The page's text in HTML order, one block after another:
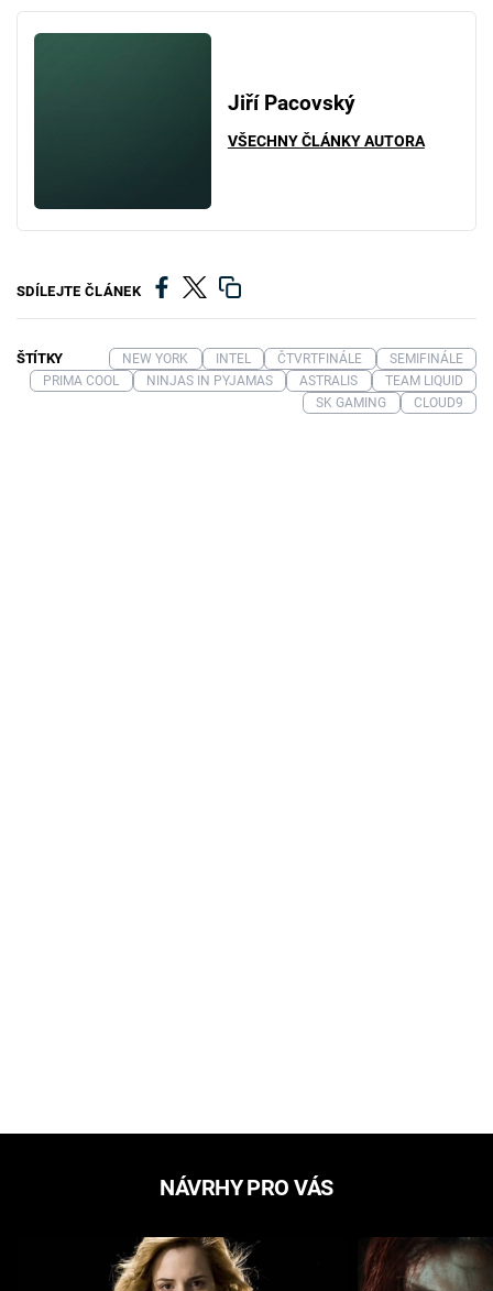
Jiří Pacovský
VŠECHNY ČLÁNKY AUTORA
SDÍLEJTE ČLÁNEK
ŠTÍTKY NEW YORK INTEL ČTVRTFINÁLE
SEMIFINÁLE
PRIMA COOL
NINJAS IN PYJAMAS ASTRALIS
TEAM LIQUID
SK GAMING
CLOUD9
NÁVRHY PRO VÁS